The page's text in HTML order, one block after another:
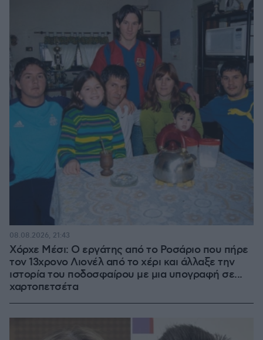
Χόρχε Μέσι: Ο εργάτης από το Ροσάριο που πήρε
τον 13χρονο Λιονέλ από το χέρι και άλλαξε την
ιστορία του ποδοσφαίρου με μια υπογραφή σε...
χαρτοπετσέτα
08.08.2026, 21:43